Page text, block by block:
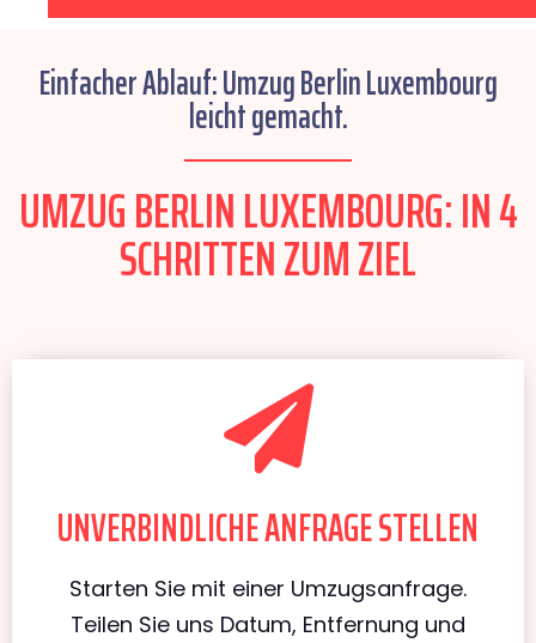
Einfacher Ablauf: Umzug Berlin Luxembourg
leicht gemacht.
UMZUG BERLIN LUXEMBOURG: IN 4
SCHRITTEN ZUM ZIEL
UNVERBINDLICHE ANFRAGE STELLEN
Starten Sie mit einer Umzugsanfrage.
Teilen Sie uns Datum, Entfernung und